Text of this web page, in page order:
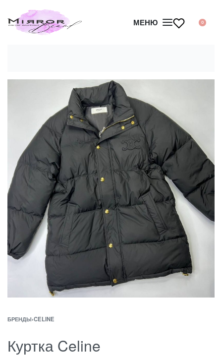
МЕНЮ 0
БРЕНДЫ›CELINE
Куртка Celine